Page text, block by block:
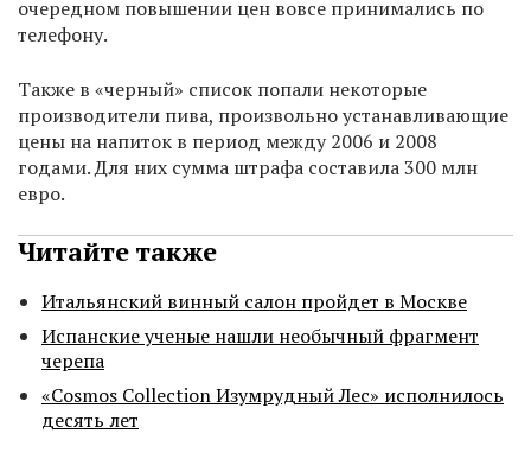
очередном повышении цен вовсе принимались по
телефону.
Также в «черный» список попали некоторые
производители пива, произвольно устанавливающие
цены на напиток в период между 2006 и 2008
годами. Для них сумма штрафа составила 300 млн
евро.
Читайте также
Итальянский винный салон пройдет в Москве
Испанские ученые нашли необычный фрагмент
черепа
«Cosmos Collection Изумрудный Лес» исполнилось
десять лет